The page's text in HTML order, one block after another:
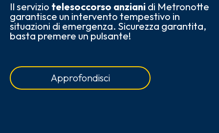
Il servizio telesoccorso anziani di Metronotte
garantisce un intervento tempestivo in
situazioni di emergenza. Sicurezza garantita,
basta premere un pulsante!
Approfondisci